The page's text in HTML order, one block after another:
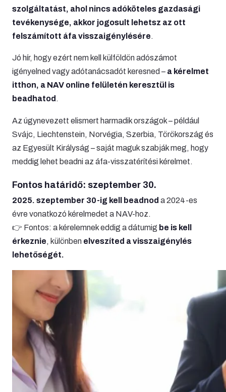
szolgáltatást, ahol nincs adóköteles gazdasági
tevékenysége, akkor jogosult lehetsz az ott
felszámított áfa visszaigénylésére.
Jó hír, hogy ezért nem kell külföldön adószámot
igényelned vagy adótanácsadót keresned – a kérelmet
itthon, a NAV online felületén keresztül is
beadhatod.
Az úgynevezett elismert harmadik országok – például
Svájc, Liechtenstein, Norvégia, Szerbia, Törökország és
az Egyesült Királyság – saját maguk szabják meg, hogy
meddig lehet beadni az áfa-visszatérítési kérelmet.
Fontos határidő: szeptember 30.
2025. szeptember 30-ig kell beadnod a 2024-es
évre vonatkozó kérelmedet a NAV-hoz.
👉 Fontos: a kérelemnek eddig a dátumig be is kell
érkeznie, különben elveszíted a visszaigénylés
lehetőségét.